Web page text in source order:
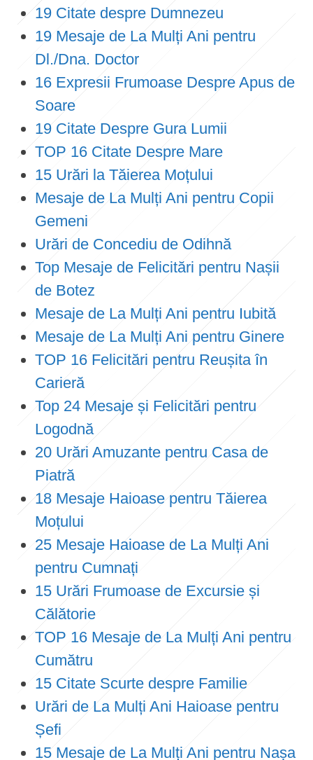
19 Citate despre Dumnezeu
19 Mesaje de La Mulți Ani pentru
Dl./Dna. Doctor
16 Expresii Frumoase Despre Apus de
Soare
19 Citate Despre Gura Lumii
TOP 16 Citate Despre Mare
15 Urări la Tăierea Moțului
Mesaje de La Mulți Ani pentru Copii
Gemeni
Urări de Concediu de Odihnă
Top Mesaje de Felicitări pentru Nașii
de Botez
Mesaje de La Mulți Ani pentru Iubită
Mesaje de La Mulți Ani pentru Ginere
TOP 16 Felicitări pentru Reușita în
Carieră
Top 24 Mesaje și Felicitări pentru
Logodnă
20 Urări Amuzante pentru Casa de
Piatră
18 Mesaje Haioase pentru Tăierea
Moțului
25 Mesaje Haioase de La Mulți Ani
pentru Cumnați
15 Urări Frumoase de Excursie și
Călătorie
TOP 16 Mesaje de La Mulți Ani pentru
Cumătru
15 Citate Scurte despre Familie
Urări de La Mulți Ani Haioase pentru
Șefi
15 Mesaje de La Mulți Ani pentru Nașa